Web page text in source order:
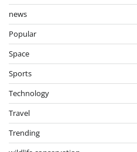
news
Popular
Space
Sports
Technology
Travel
Trending